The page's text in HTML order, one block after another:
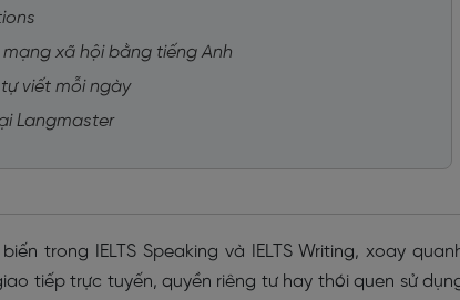
xã hội bằng tiếng Anh
viết mỗi ngày
Langmaster
trong IELTS Speaking và IELTS Writing, xoay
tiếp trực tuyến, quyền riêng tư hay thói quen sử